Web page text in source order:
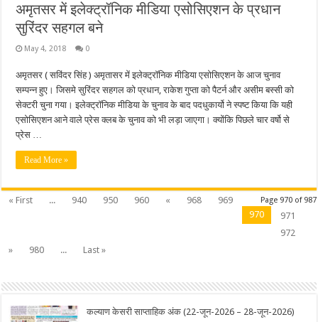
अमृतसर में इलेक्ट्रॉनिक मीडिया एसोसिएशन के प्रधान
सुरिंदर सहगल बने
May 4, 2018 0
अमृतसर ( सविंदर सिंह ) अमृतासर में इलेक्ट्रॉनिक मीडिया एसोसिएशन के आज चुनाव
सम्पन्न हुए। जिसमे सुरिंदर सहगल को प्रधान, राकेश गुप्ता को पैटर्न और असीम बस्सी को
सेक्टरी चुना गया। इलेक्ट्रॉनिक मीडिया के चुनाव के बाद पदधुकार्यो ने स्पष्ट किया कि यही
एसोसिएशन आने वाले प्रेस क्लब के चुनाव को भी लड़ा जाएगा। क्योंकि पिछले चार वर्षो से
प्रेस …
Read More »
Page 970 of 987
« First ... 940 950 960 « 968
969
970
971
972
»
980 ... Last »
कल्याण केसरी साप्ताहिक अंक (22-जून-2026 – 28-जून-2026)